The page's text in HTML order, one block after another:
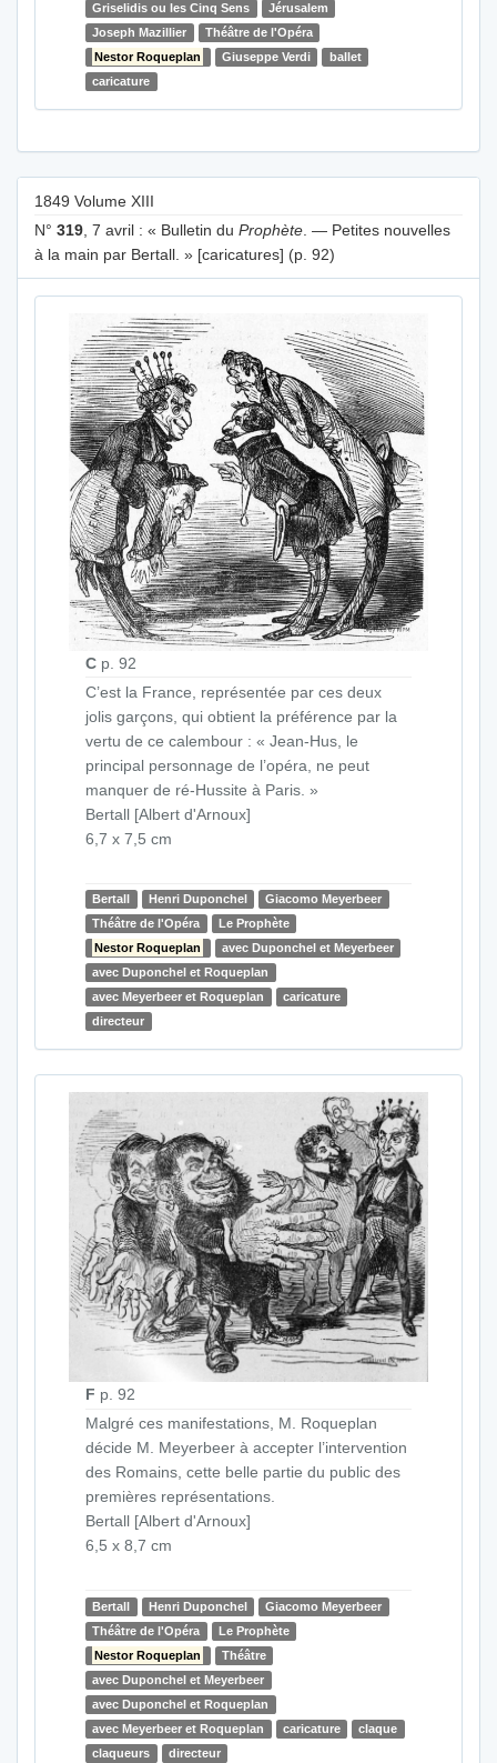
Griselidis ou les Cinq Sens
Jérusalem
Joseph Mazillier
Théâtre de l'Opéra
Nestor Roqueplan
Giuseppe Verdi
ballet
caricature
1849 Volume XIII
N° 319 , 7 avril : « Bulletin du Prophète . — Petites nouvelles
à la main par Bertall. » [caricatures] (p. 92)
C p. 92
C’est la France, représentée par ces deux
jolis garçons, qui obtient la préférence par la
vertu de ce calembour : « Jean-Hus, le
principal personnage de l’opéra, ne peut
manquer de ré-Hussite à Paris. »
Bertall [Albert d'Arnoux]
6,7 x 7,5 cm
Bertall Henri Duponchel
Giacomo Meyerbeer
Théâtre de l'Opéra
Le Prophète
Nestor Roqueplan
avec Duponchel et Meyerbeer
avec Duponchel et Roqueplan
avec Meyerbeer et Roqueplan
caricature
directeur
F p. 92
Malgré ces manifestations, M. Roqueplan
décide M. Meyerbeer à accepter l’intervention
des Romains, cette belle partie du public des
premières représentations.
Bertall [Albert d'Arnoux]
6,5 x 8,7 cm
Bertall Henri Duponchel
Giacomo Meyerbeer
Théâtre de l'Opéra
Le Prophète
Nestor Roqueplan
Théâtre
avec Duponchel et Meyerbeer
avec Duponchel et Roqueplan
avec Meyerbeer et Roqueplan
caricature
claque
claqueurs
directeur